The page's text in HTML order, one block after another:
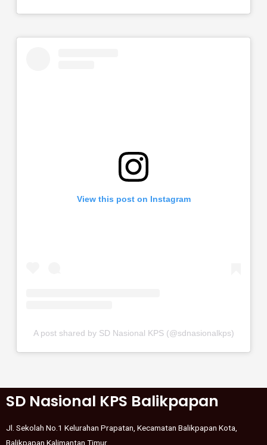
View this post on Instagram
A post shared by SD Nasional KPS (@sdnasionalkps)
SD Nasional KPS Balikpapan
Jl. Sekolah No.1 Kelurahan Prapatan, Kecamatan Balikpapan Kota,
Balikpapan Kalimantan Timur